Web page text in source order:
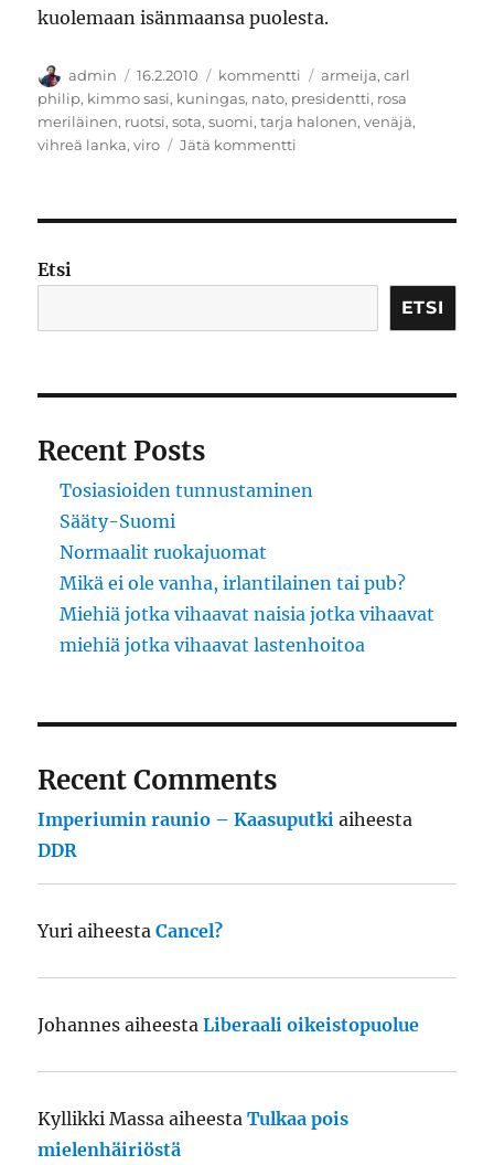
kuolemaan isänmaansa puolesta.
Kirjoittaja
admin Julkaistu
16.2.2010 Kategoriat
kommentti Avainsanat
armeija,carl
philip, kimmo sasi, kuningas, nato, presidentti, rosa
meriläinen, ruotsi,sota,suomi,tarja halonen,venäjä,
vihreä lanka,viro Jätä kommentti
Etsi
ETSI
Recent Posts
Tosiasioiden tunnustaminen
Sääty-Suomi
Normaalit ruokajuomat
Mikä ei ole vanha, irlantilainen tai pub?
Miehiä jotka vihaavat naisia jotka vihaavat
miehiä jotka vihaavat lastenhoitoa
Recent Comments
Imperiumin raunio – Kaasuputki aiheesta
DDR
Yuri aiheestaCancel?
Johannes aiheestaLiberaali oikeistopuolue
Kyllikki Massa aiheestaTulkaa pois
mielenhäiriöstä